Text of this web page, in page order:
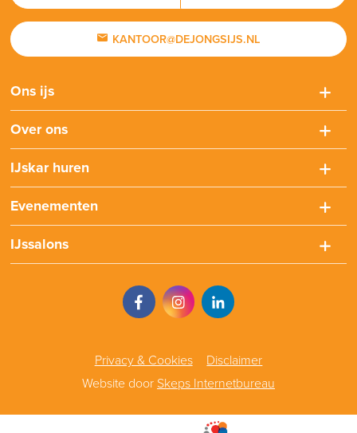
KANTOOR@DEJONGSIJS.NL
Ons ijs
Over ons
IJskar huren
Evenementen
IJssalons
Privacy & Cookies
Disclaimer
Website door Skeps Internetbureau